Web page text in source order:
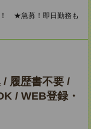
★急募！即日勤務も
/ 履歴書不要 /
/ WEB登録・